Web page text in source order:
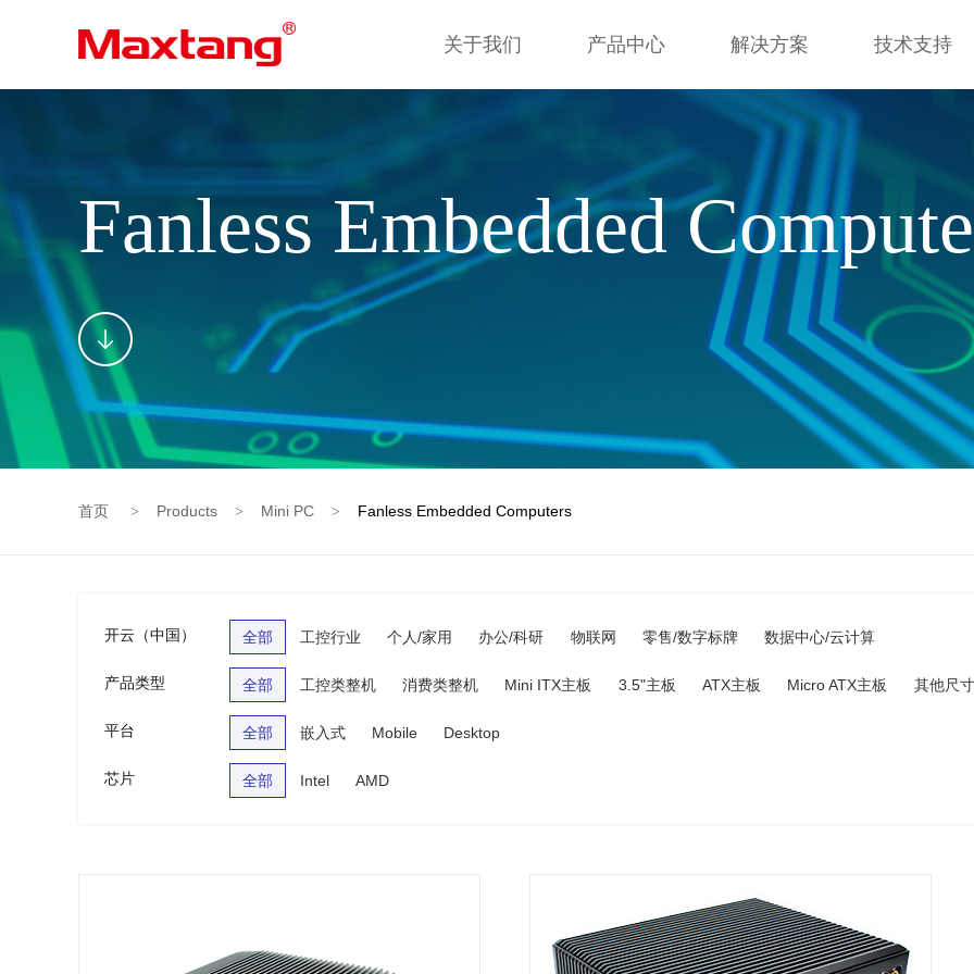
关于我们 产品中心 解决方案
解决方案
技术支持
Fanless Embedded
首页 > Products > Mini PC > Fanless Embedded Computers
开云（中国） 全部 工控行业 个人/家用 办公/科研 物联网 零售/数字标牌 数据中心/云计算
产品类型 全部 工控类整机 消费类整机 Mini ITX主板 3.5"主板 ATX主板 Micro ATX主板 其他尺
平台 全部 嵌入式 Mobile Desktop
芯片 全部 Intel AMD